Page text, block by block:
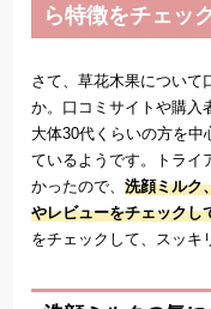
ら特徴をチェッ
さて、草花木果について
か。口コミサイトや購入
大体30代くらいの方を
ているようです。トライ
かったので、洗顔ミルク
やレビューをチェックし
をチェックして、スッキ